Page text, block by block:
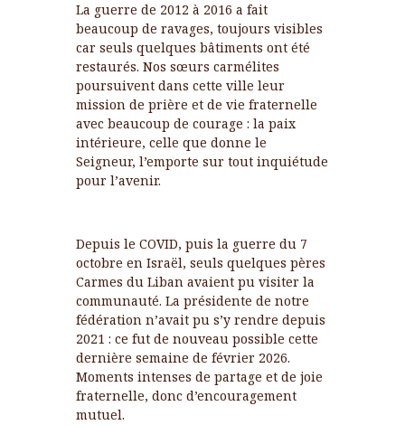
La guerre de 2012 à 2016 a fait
beaucoup de ravages, toujours visibles
car seuls quelques bâtiments ont été
restaurés. Nos sœurs carmélites
poursuivent dans cette ville leur
mission de prière et de vie fraternelle
avec beaucoup de courage : la paix
intérieure, celle que donne le
Seigneur, l’emporte sur tout inquiétude
pour l’avenir.
Depuis le COVID, puis la guerre du 7
octobre en Israël, seuls quelques pères
Carmes du Liban avaient pu visiter la
communauté. La présidente de notre
fédération n’avait pu s’y rendre depuis
2021 : ce fut de nouveau possible cette
dernière semaine de février 2026.
Moments intenses de partage et de joie
fraternelle, donc d’encouragement
mutuel.